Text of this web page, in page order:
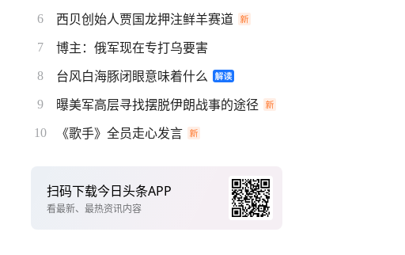
6 西贝创始人贾国龙押注鲜羊赛道
7 博主：俄军现在专打乌要害
8 台风白海豚闭眼意味着什么
9 曝美军高层寻找摆脱伊朗战事的途径
10 《歌手》全员走心发言
扫码下载今日头条APP
看最新、最热资讯内容